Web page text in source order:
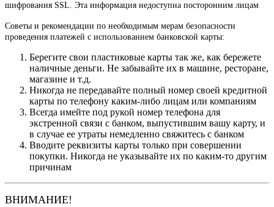
шифрования SSL. Эта информация недоступна посторонним лицам
Советы и рекомендации по необходимым мерам безопасности
проведения платежей с использованием банковской карты:
Берегите свои пластиковые карты так же, как бережете
наличные деньги. Не забывайте их в машине, ресторане,
магазине и т.д.
Никогда не передавайте полный номер своей кредитной
карты по телефону каким-либо лицам или компаниям
Всегда имейте под рукой номер телефона для
экстренной связи с банком, выпустившим вашу карту, и
в случае ее утраты немедленно свяжитесь с банком
Вводите реквизиты карты только при совершении
покупки. Никогда не указывайте их по каким-то другим
причинам
ВНИМАНИЕ!